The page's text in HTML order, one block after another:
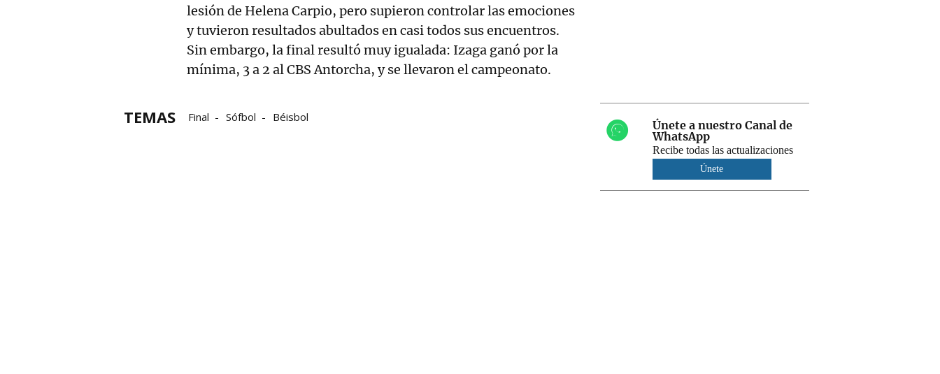
lesión de Helena Carpio, pero supieron controlar las emociones
y tuvieron resultados abultados en casi todos sus encuentros.
Sin embargo, la final resultó muy igualada: Izaga ganó por la
mínima, 3 a 2 al CBS Antorcha, y se llevaron el campeonato.
TEMAS Final Sófbol Béisbol
Únete a nuestro Canal de
WhatsApp
Recibe todas las actualizaciones
Únete